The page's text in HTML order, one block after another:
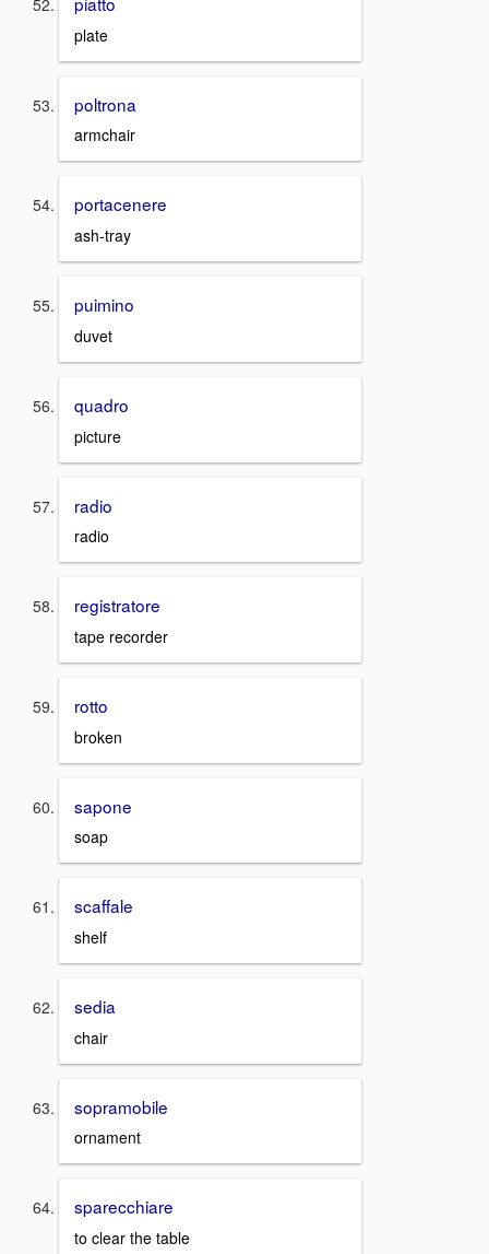
plate
poltrona
armchair
portacenere
ash-tray
puimino
duvet
quadro
picture
radio
radio
registratore
tape recorder
rotto
broken
sapone
soap
scaffale
shelf
sedia
chair
sopramobile
ornament
sparecchiare
to clear the table